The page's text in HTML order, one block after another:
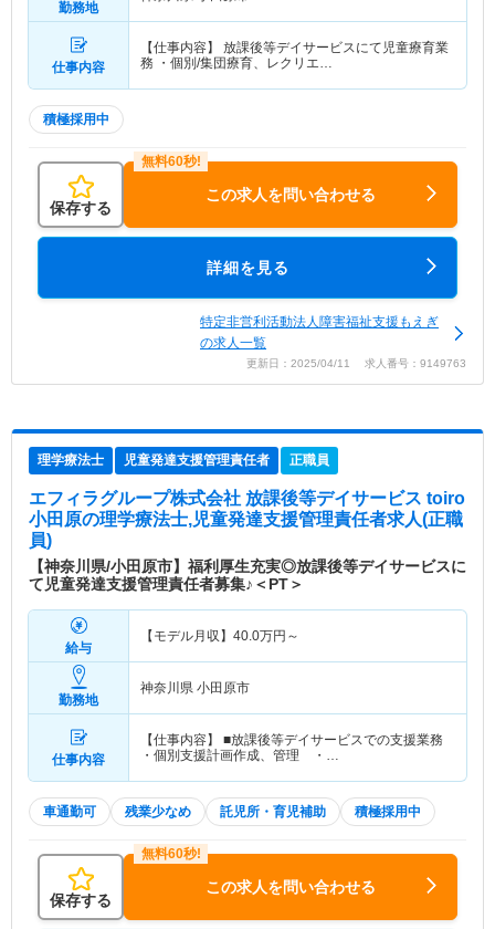
勤務地
仕事内容
【仕事内容】 放課後等デイサービスにて児童療育業
務 ・個別/集団療育、レクリエ…
積極採用中
保存する
この求人を問い合わせる
詳細を見る
特定非営利活動法人障害福祉支援もえぎ
の求人一覧
更新日：2025/04/11 求人番号：9149763
理学療法士 児童発達支援管理責任者 正職員
エフィラグループ株式会社 放課後等デイサービス toiro
小田原の理学療法士,児童発達支援管理責任者求人(正職
員)
【神奈川県/小田原市】福利厚生充実◎放課後等デイサービスに
て児童発達支援管理責任者募集♪＜PT＞
給与
【モデル月収】 40.0万円～
勤務地
神奈川県 小田原市
仕事内容
【仕事内容】 ■放課後等デイサービスでの支援業務
・個別支援計画作成、管理 ・…
車通勤可 残業少なめ 託児所・育児補助 積極採用中
保存する
この求人を問い合わせる